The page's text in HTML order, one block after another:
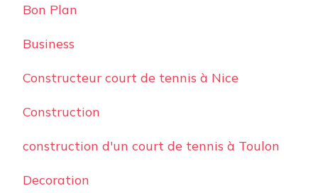
Bon Plan
Business
Constructeur court de tennis à Nice
Construction
construction d'un court de tennis à Toulon
Decoration